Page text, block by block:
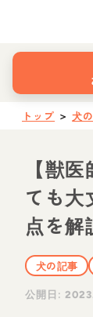
トップ ＞ 犬
【獣
ても大
点を解
犬の記事
公開日: